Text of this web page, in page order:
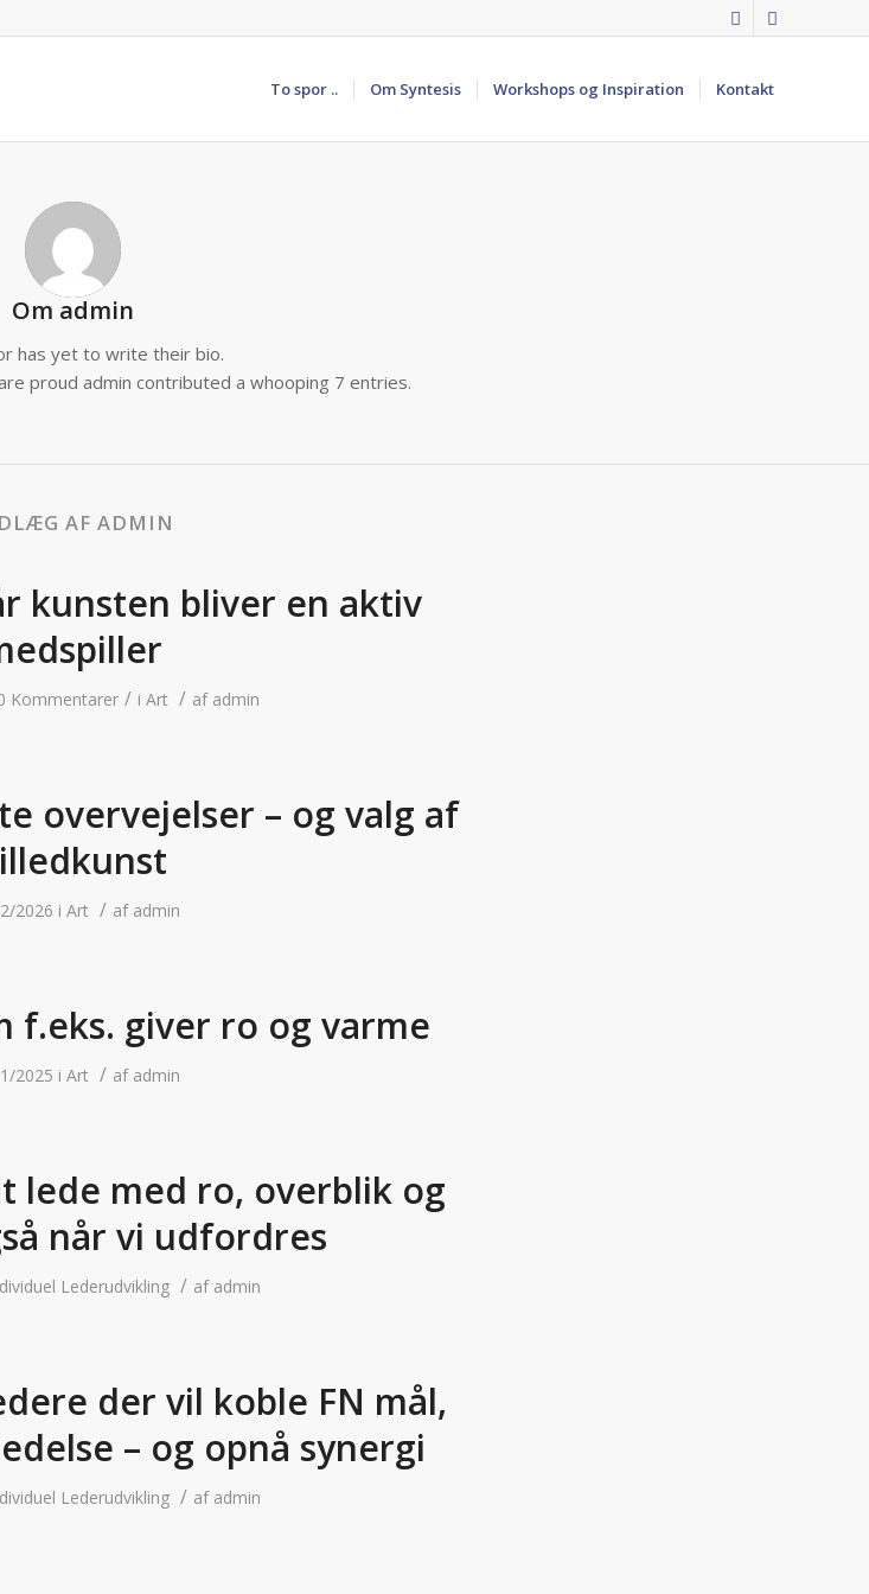
To spor .. Om Syntesis Workshops og Inspiration Kontakt
Om admin
has yet to write their bio.
proud admin contributed a whooping 7 entries.
AF ADMIN
kunsten bliver en aktiv
Kommentarer / i Art / af admin
overvejelser – og valg af
2026 i Art / af admin
f.eks. giver ro og varme
2025 i Art / af admin
lede med ro, overblik og
når vi udfordres
Lederudvikling / af admin
der vil koble FN mål,
– og opnå synergi
Lederudvikling / af admin